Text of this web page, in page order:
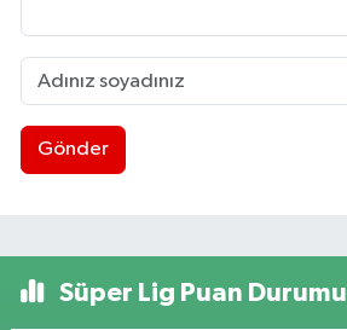
Gönder
Süper Lig Puan Durumu